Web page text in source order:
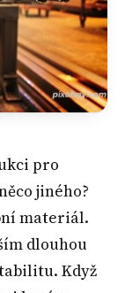
pro
jiného?
materiál.
dlouhou
Když